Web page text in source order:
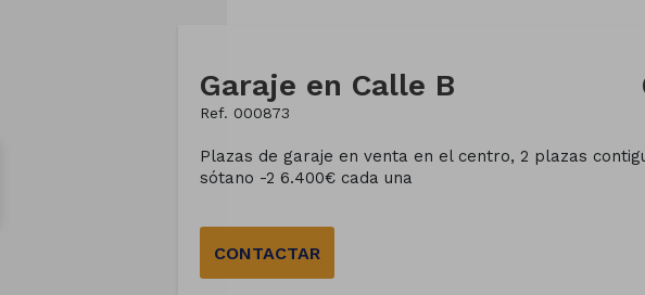
Garaje en Calle B
Ref. 000873
Plazas de garaje en venta en el centro, 2 plazas
sótano -2 6.400€ cada una
CONTACTAR